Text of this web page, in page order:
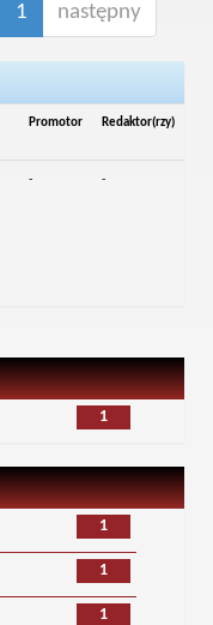
1 następny
Promotor Redaktor(rzy)
- -
1
1
1
1